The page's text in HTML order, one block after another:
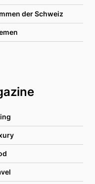
der Schweiz